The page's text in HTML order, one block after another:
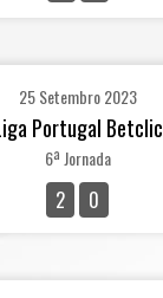
25 Setembro 2023
Portugal Betclic
6ª Jornada
2 0